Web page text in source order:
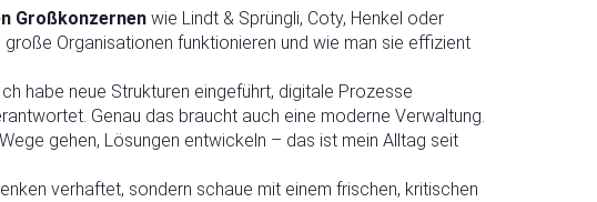
Großkonzernenwie Lindt & Sprüngli, Coty, Henkel oder
Organisationen funktionieren und wie man sie effizient
habe neue Strukturen eingeführt, digitale Prozesse
Genau das braucht auch eine moderne Verwaltung.
gehen, Lösungen entwickeln – das ist mein Alltag seit
verhaftet, sondern schaue mit einem frischen, kritischen